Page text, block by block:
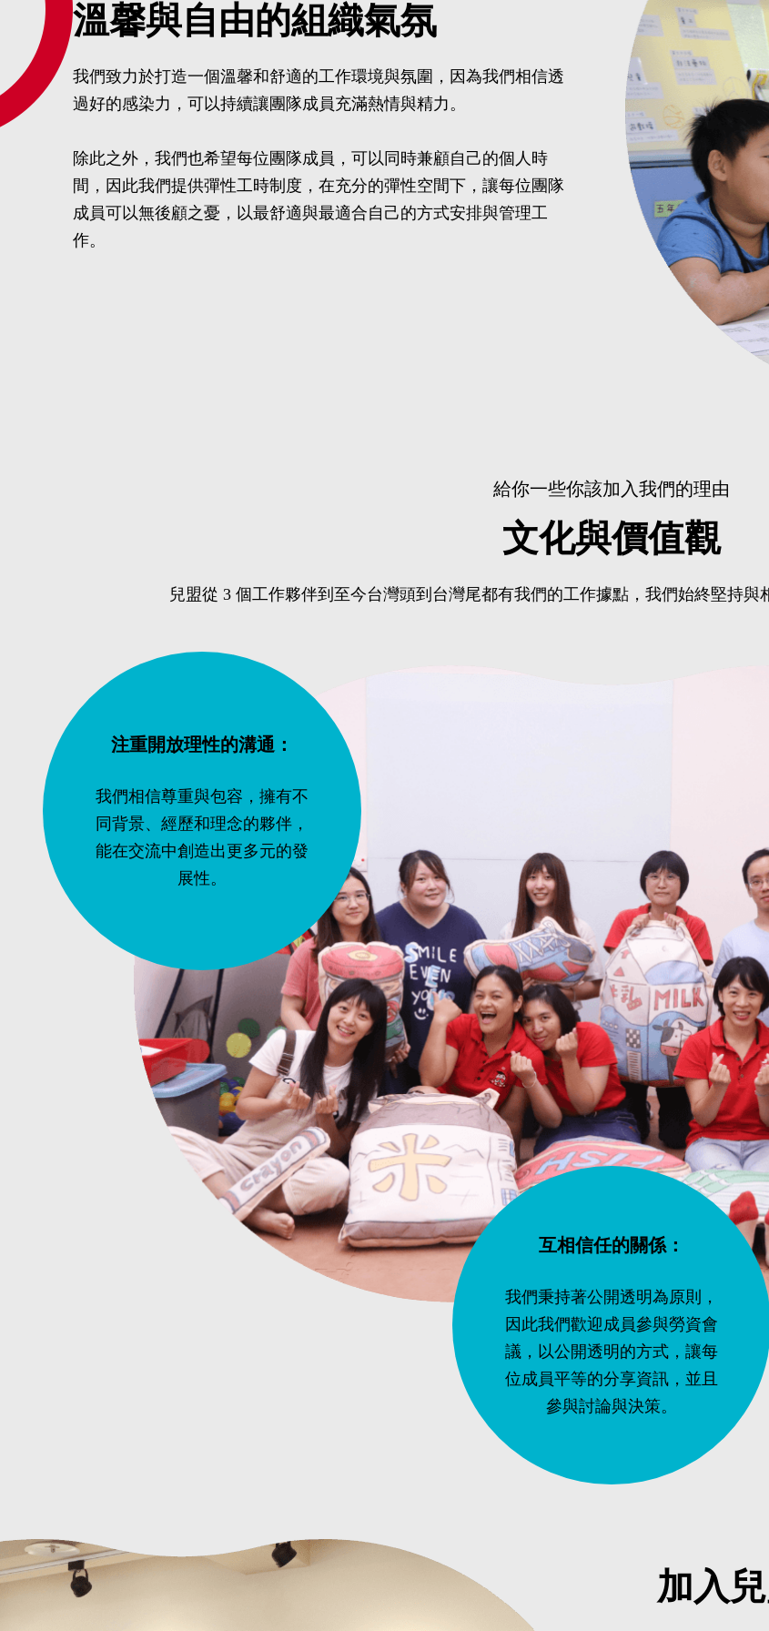
溫馨與自由的組織氣氛
我們致力於打造一個溫馨和舒適的工作環境與氛圍，因為我們相信透
過好的感染力，可以持續讓團隊成員充滿熱情與精力。
除此之外，我們也希望每位團隊成員，可以同時兼顧自己的個人時
間，因此我們提供彈性工時制度，在充分的彈性空間下，讓每位團隊
成員可以無後顧之憂，以最舒適與最適合自己的方式安排與管理工
作。
給你一些你該加入我們的理由
文化與價值觀
兒盟從 3 個工作夥伴到至今台灣頭到台灣尾都有我們的工作據點，我們始終堅持與
注重開放理性的溝通：
我們相信尊重與包容，擁有不
同背景、經歷和理念的夥伴，
能在交流中創造出更多元的發
展性。
互相信任的關係：
我們秉持著公開透明為原則，
因此我們歡迎成員參與勞資會
議，以公開透明的方式，讓每
位成員平等的分享資訊，並且
參與討論與決策。
加入